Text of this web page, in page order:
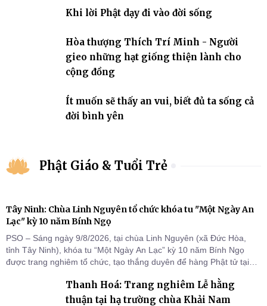
Khi lời Phật dạy đi vào đời sống
Hòa thượng Thích Trí Minh - Người
gieo những hạt giống thiện lành cho
cộng đồng
Ít muốn sẽ thấy an vui, biết đủ ta sống cả
đời bình yên
Phật Giáo & Tuổi Trẻ
Tây Ninh: Chùa Linh Nguyên tổ chức khóa tu "Một Ngày An
Lạc" kỳ 10 năm Bính Ngọ
PSO – Sáng ngày 9/8/2026, tại chùa Linh Nguyên (xã Đức Hòa,
tỉnh Tây Ninh), khóa tu “Một Ngày An Lạc” kỳ 10 năm Bính Ngọ
được trang nghiêm tổ chức, tạo thắng duyên để hàng Phật tử tại
Thanh Hoá: Trang nghiêm Lễ hằng
thuận tại hạ trường chùa Khải Nam